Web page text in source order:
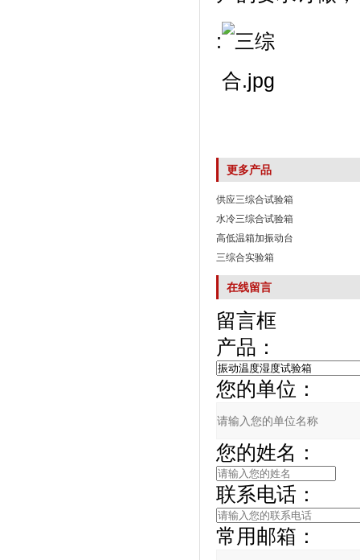
:
更多产品
供应三综合试验箱
水冷三综合试验箱
高低温箱加振动台
三综合实验箱
在线留言
留言框
产品：
您的单位：
您的姓名：
联系电话：
常用邮箱：